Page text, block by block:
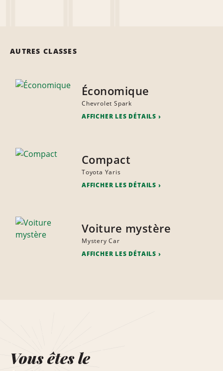
AUTRES CLASSES
Économique
Chevrolet Spark
AFFICHER LES DÉTAILS
Compact
Toyota Yaris
AFFICHER LES DÉTAILS
Voiture mystère
Mystery Car
AFFICHER LES DÉTAILS
Vous êtes le